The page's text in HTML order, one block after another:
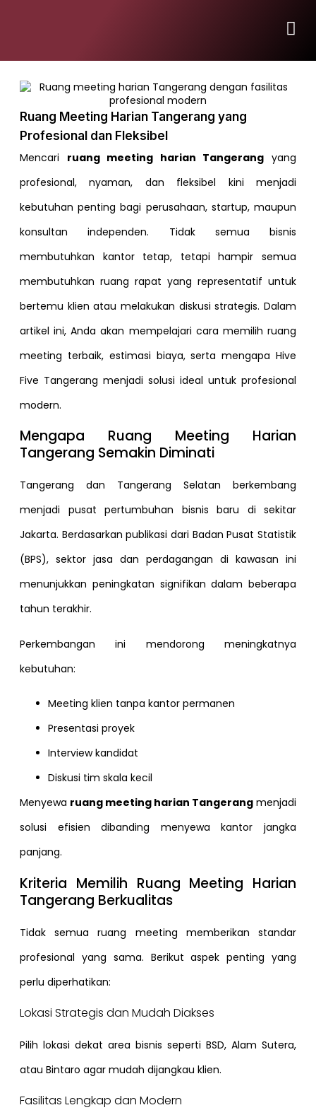
Ruang Meeting Harian Tangerang yang
Profesional dan Fleksibel
Mencari ruang meeting harian Tangerang yang
profesional, nyaman, dan fleksibel kini menjadi
kebutuhan penting bagi perusahaan, startup, maupun
konsultan independen. Tidak semua bisnis
membutuhkan kantor tetap, tetapi hampir semua
membutuhkan ruang rapat yang representatif untuk
bertemu klien atau melakukan diskusi strategis. Dalam
artikel ini, Anda akan mempelajari cara memilih ruang
meeting terbaik, estimasi biaya, serta mengapa Hive
Five Tangerang menjadi solusi ideal untuk profesional
modern.
Mengapa Ruang Meeting Harian
Tangerang Semakin Diminati
Tangerang dan Tangerang Selatan berkembang
menjadi pusat pertumbuhan bisnis baru di sekitar
Jakarta. Berdasarkan publikasi dari Badan Pusat Statistik
(BPS), sektor jasa dan perdagangan di kawasan ini
menunjukkan peningkatan signifikan dalam beberapa
tahun terakhir.
Perkembangan ini mendorong meningkatnya
kebutuhan:
Meeting klien tanpa kantor permanen
Presentasi proyek
Interview kandidat
Diskusi tim skala kecil
Menyewa ruang meeting harian Tangerang menjadi
solusi efisien dibanding menyewa kantor jangka
panjang.
Kriteria Memilih Ruang Meeting Harian
Tangerang Berkualitas
Tidak semua ruang meeting memberikan standar
profesional yang sama. Berikut aspek penting yang
perlu diperhatikan:
Lokasi Strategis dan Mudah Diakses
Pilih lokasi dekat area bisnis seperti BSD, Alam Sutera,
atau Bintaro agar mudah dijangkau klien.
Fasilitas Lengkap dan Modern